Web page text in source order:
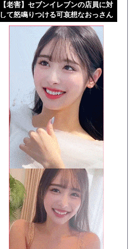
【老害】セブンイレブンの店員に対
して怒鳴りつける可哀想なおっさん